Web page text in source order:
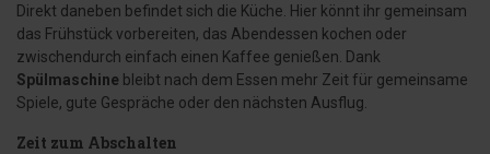
Direkt daneben befindet sich die Küche. Hier könnt ihr gemeinsam
das Frühstück vorbereiten, das Abendessen kochen oder
zwischendurch einfach einen Kaffee genießen. Dank
Spülmaschine bleibt nach dem Essen mehr Zeit für gemeinsame
Spiele, gute Gespräche oder den nächsten Ausflug.
Zeit zum Abschalten